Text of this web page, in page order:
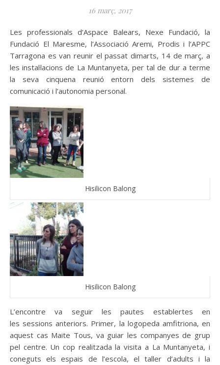
16 març, 2017
Les professionals d’Aspace Balears, Nexe Fundació, la
Fundació El Maresme, l’Associació Aremi, Prodis i l’APPC
Tarragona es van reunir el passat dimarts, 14 de març, a
les instal·lacions de La Muntanyeta, per tal de dur a terme
la seva cinquena reunió entorn dels sistemes de
comunicació i l’autonomia personal.
Hisilicon Balong
Hisilicon Balong
L’encontre va seguir les pautes establertes en
les sessions anteriors. Primer, la logopeda amfitriona, en
aquest cas Maite Tous, va guiar les companyes de grup
pel centre. Un cop realitzada la visita a La Muntanyeta, i
coneguts els espais de l’escola, el taller d’adults i la